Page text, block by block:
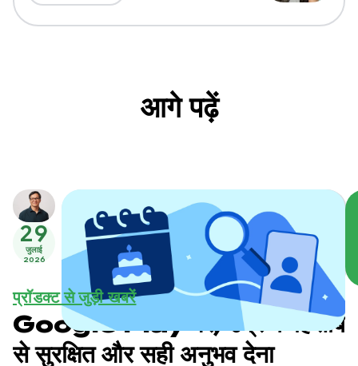
आगे पढ़ें
29
जुलाई
2026
प्रॉडक्ट से जुड़ी खबरें
Google Play पर, उम्र के हिसाब
से सुरक्षित और सही अनुभव देना